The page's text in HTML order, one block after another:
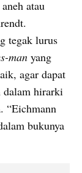
atau
tegak lurus
man yang
agar dapat
dalam hirarki
“Eichmann
bukunya